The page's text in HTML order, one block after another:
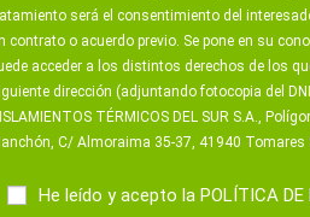
será el consentimiento del
contrato o acuerdo previo. Se pone en su
acceder a los distintos derechos de los
dirección (adjuntando fotocopia del
TÉRMICOS DEL SUR S.A.,
C/ Almoraima 35-37, 41940 Tomares
He leído y acepto la POLÍTICA DE